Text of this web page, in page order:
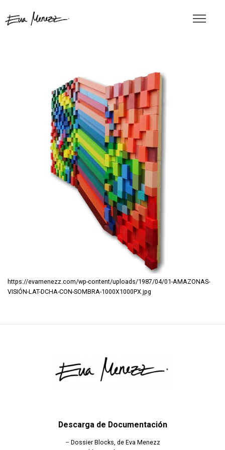
https://evamenezz.com/wp-content/uploads/1987/04/01-AMAZONAS-
VISIÓN-LAT-DCHA-CON-SOMBRA-1000X1000PX.jpg
Descarga de Documentación
– Dossier Blocks, de Eva Menezz